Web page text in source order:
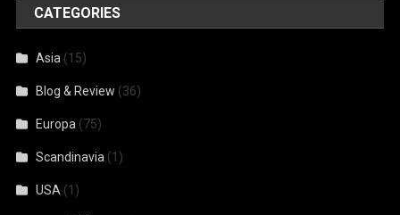
CATEGORIES
Asia (15)
Blog & Review (36)
Europa (75)
Scandinavia (1)
USA (1)